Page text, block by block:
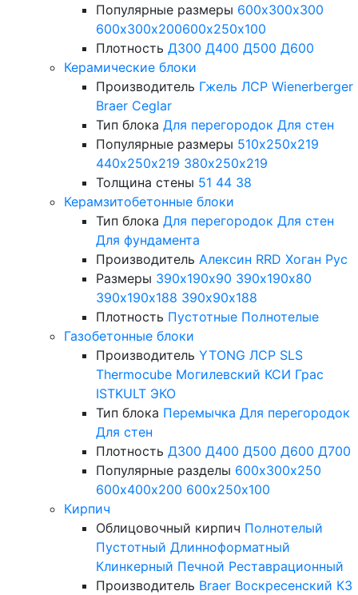
Популярные размеры 600х300х300
600х300х200600х250х100
Плотность Д300 Д400 Д500 Д600
Керамические блоки
Производитель Гжель ЛСР Wienerberger
Braer Ceglar
Тип блока Для перегородок Для стен
Популярные размеры 510х250х219
440х250х219 380х250х219
Толщина стены 51 44 38
Керамзитобетонные блоки
Тип блока Для перегородок Для стен
Для фундамента
Производитель Алексин RRD Хоган Рус
Размеры 390х190х90 390х190х80
390х190х188 390х90х188
Плотность Пустотные Полнотелые
Газобетонные блоки
Производитель YTONG ЛСР SLS
Thermocube Могилевский КСИ Грас
ISTKULT ЭКО
Тип блока Перемычка Для перегородок
Для стен
Плотность Д300 Д400 Д500 Д600 Д700
Популярные разделы 600х300х250
600х400х200 600х250х100
Кирпич
Облицовочный кирпич Полнотелый
Пустотный Длинноформатный
Клинкерный Печной Реставрационный
Производитель Braer Воскресенский КЗ